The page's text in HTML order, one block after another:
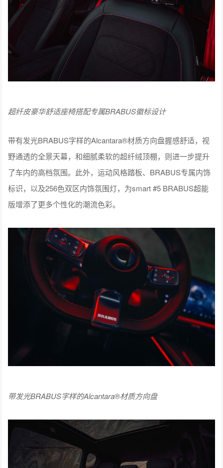
超纤皮豪华舒适座椅搭配专属BRABUS徽标设计
带有发光BRABUS字样的Alcantara®材质方向盘握感舒适，视
野通透的全景天幕，和细腻柔软的超纤绒顶棚，则进一步提升
了车内的高档氛围。此外，运动风格踏板、BRABUS专属内饰
标识，以及256色双区内饰氛围灯，为smart #5 BRABUS超能
版增添了更多个性化的潮流色彩。
带发光BRABUS字样的Alcantara®材质方向盘